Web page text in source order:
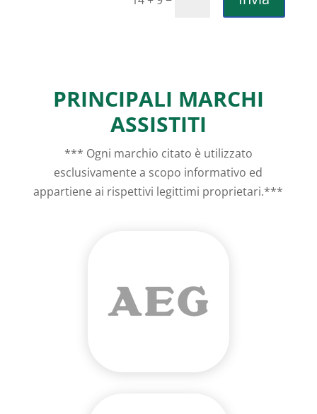
PRINCIPALI MARCHI
ASSISTITI
*** Ogni marchio citato è utilizzato
esclusivamente a scopo informativo ed
appartiene ai rispettivi legittimi proprietari.***